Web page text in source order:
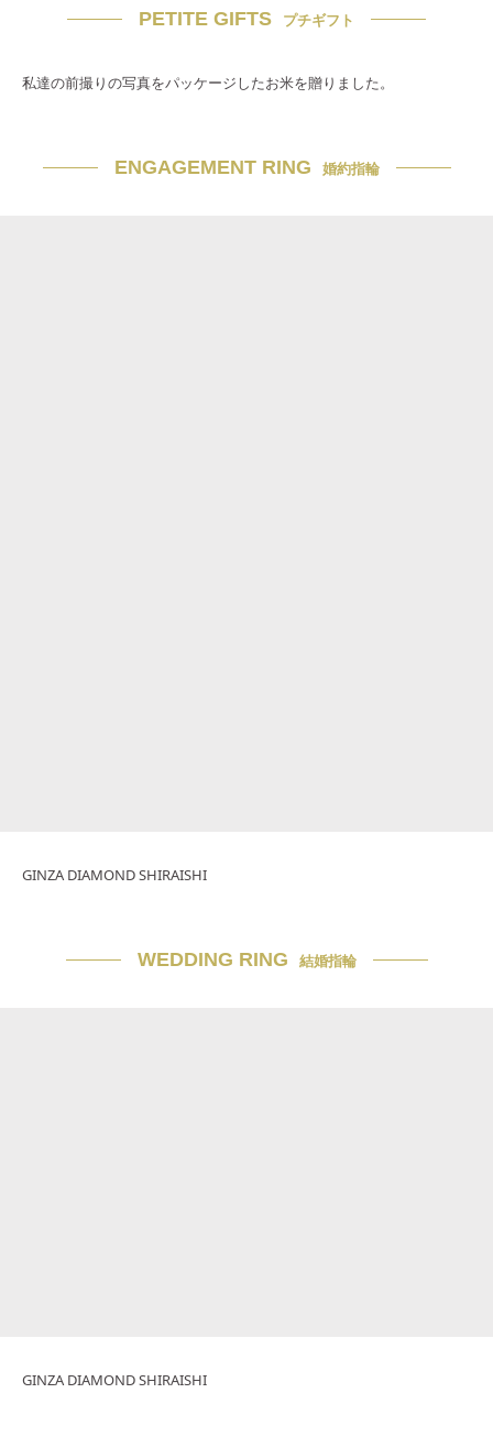
PETITE GIFTS プチギフト
私達の前撮りの写真をパッケージしたお米を贈りました。
ENGAGEMENT RING 婚約指輪
GINZA DIAMOND SHIRAISHI
WEDDING RING 結婚指輪
GINZA DIAMOND SHIRAISHI